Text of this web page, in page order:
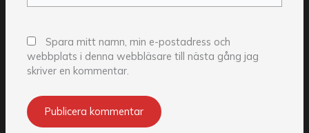
Spara mitt namn, min e-postadress och
webbplats i denna webbläsare till nästa gång jag
skriver en kommentar.